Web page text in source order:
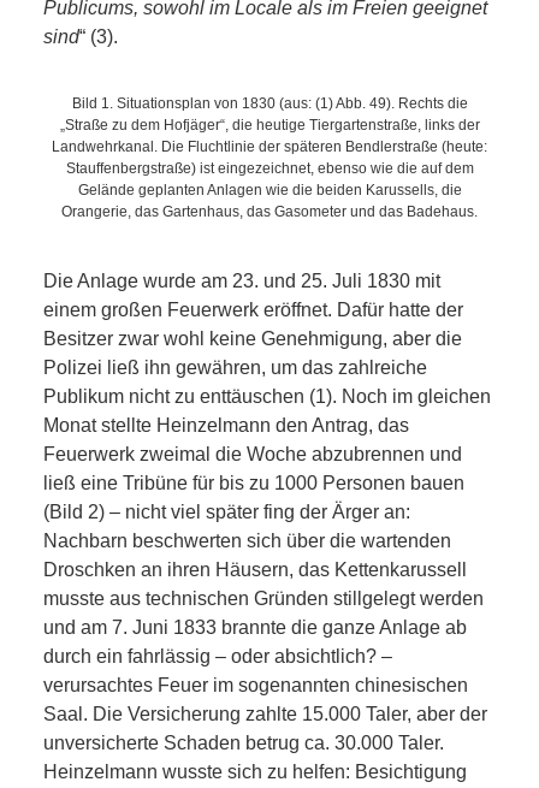
UND
KULTUR
IN
EIGENER
SACHE
MITEINANDER
ÖFFENTLICHER
RAUM UND
VERKEHR
BAUEN
UND
WOHNEN
SPORT
Publicums, sowohl im Locale als im Freien geeignet
sind“ (3).
Bild 1. Situationsplan von 1830 (aus: (1) Abb. 49). Rechts die
„Straße zu dem Hofjäger“, die heutige Tiergartenstraße, links der
Landwehrkanal. Die Fluchtlinie der späteren Bendlerstraße (heute:
Stauffenbergstraße) ist eingezeichnet, ebenso wie die auf dem
Gelände geplanten Anlagen wie die beiden Karussells, die
Orangerie, das Gartenhaus, das Gasometer und das Badehaus.
Die Anlage wurde am 23. und 25. Juli 1830 mit
einem großen Feuerwerk eröffnet. Dafür hatte der
Besitzer zwar wohl keine Genehmigung, aber die
Polizei ließ ihn gewähren, um das zahlreiche
Publikum nicht zu enttäuschen (1). Noch im gleichen
Monat stellte Heinzelmann den Antrag, das
Feuerwerk zweimal die Woche abzubrennen und
ließ eine Tribüne für bis zu 1000 Personen bauen
(Bild 2) – nicht viel später fing der Ärger an:
Nachbarn beschwerten sich über die wartenden
Droschken an ihren Häusern, das Kettenkarussell
musste aus technischen Gründen stillgelegt werden
und am 7. Juni 1833 brannte die ganze Anlage ab
durch ein fahrlässig – oder absichtlich? –
verursachtes Feuer im sogenannten chinesischen
Saal. Die Versicherung zahlte 15.000 Taler, aber der
unversicherte Schaden betrug ca. 30.000 Taler.
Heinzelmann wusste sich zu helfen: Besichtigung